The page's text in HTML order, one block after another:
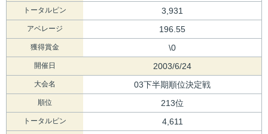
トータルピン 3,931
アベレージ 196.55
獲得賞金 \0
開催日 2003/6/24
大会名 03下半期順位決定戦
順位 213位
トータルピン 4,611